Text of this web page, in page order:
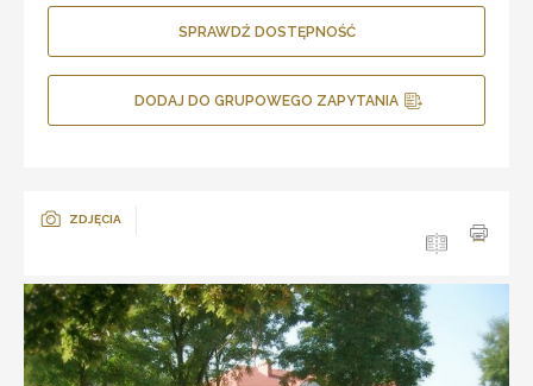
SPRAWDŹ DOSTĘPNOŚĆ
DODAJ DO GRUPOWEGO ZAPYTANIA
ZDJĘCIA